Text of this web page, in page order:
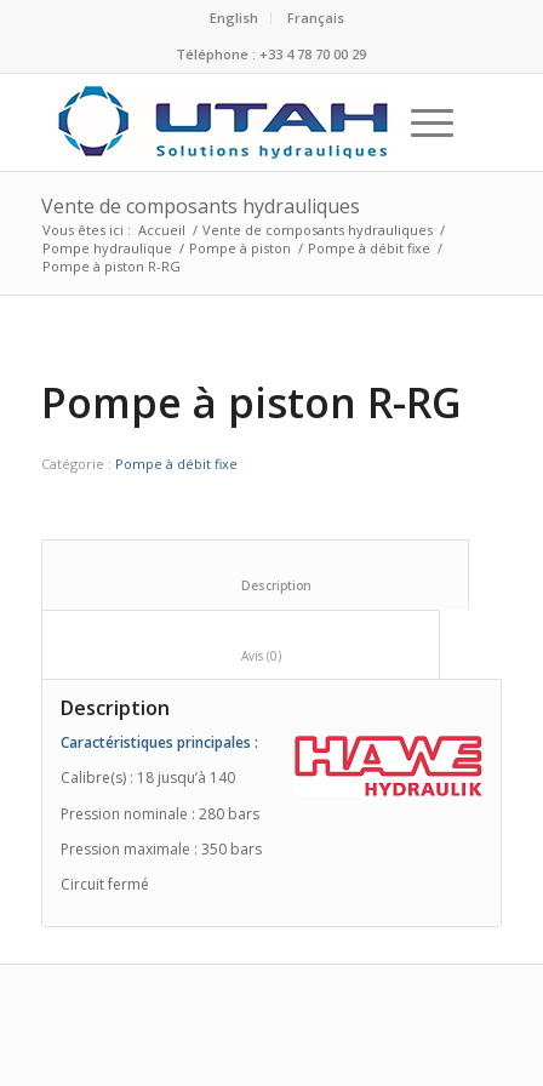
English
Français
Téléphone : +33 4 78 70 00 29
Vente de composants hydrauliques
Vous êtes ici : Accueil / Vente de composants hydrauliques /
Pompe hydraulique / Pompe à piston / Pompe à débit fixe /
Pompe à piston R-RG
Pompe à piston R-RG
Catégorie : Pompe à débit fixe
						Avis (0)
Description
Caractéristiques principales :
Calibre(s) : 18 jusqu’à 140
Pression nominale : 280 bars
Pression maximale : 350 bars
Circuit fermé